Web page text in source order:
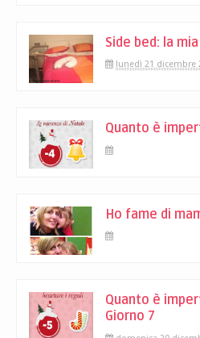
Side bed: la
lunedì 21 dicembre
Quanto è
Ho fame di
Quanto è
Giorno 7